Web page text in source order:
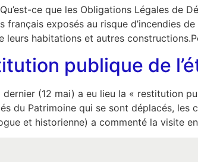
ce que les Obligations Légales de
français exposés au risque d’incendies
leurs habitations et autres
publique de
dernier (12 mai) a eu lieu la « restitution
du Patrimoine qui se sont déplacés,
et historienne) a commenté la visite